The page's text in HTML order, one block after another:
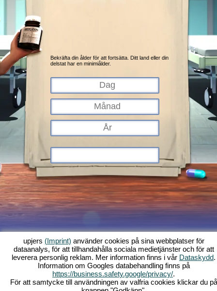
Bekräfta din ålder för att fortsätta. Ditt land eller din
delstat har en minimiålder.
Vad är Kapi Hospital? Historia Funktioner Screenshots
Regler
Villkor Dataskydd Allmänna villkor Support
Webbläsarspel -
Upjers.com
Hantera Cookies
upjers (Imprint) använder cookies på sina webbplatser för
dataanalys, för att tillhandahålla sociala medietjänster och för att
leverera personlig reklam. Mer information finns i vår Dataskydd.
Information om Googles databehandling finns på
https://business.safety.google/privacy/.
För att samtycke till användningen av valfria cookies klickar du på